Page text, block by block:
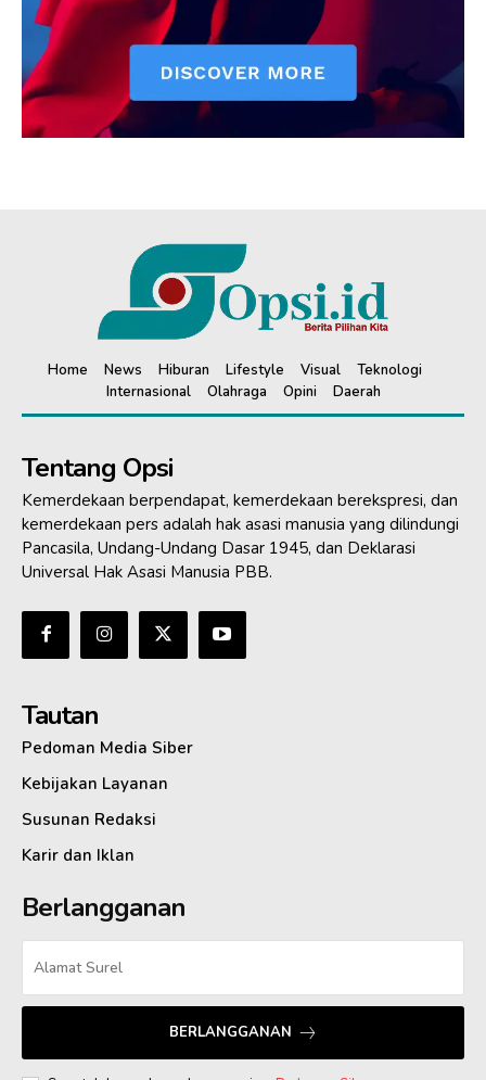
Home News Hiburan Lifestyle Visual
Teknologi
Internasional
Olahraga Opini Daerah
Tentang Opsi
Kemerdekaan berpendapat, kemerdekaan berekspresi, dan
kemerdekaan pers adalah hak asasi manusia yang dilindungi
Pancasila, Undang-Undang Dasar 1945, dan Deklarasi
Universal Hak Asasi Manusia PBB.
Tautan
Pedoman Media Siber
Kebijakan Layanan
Susunan Redaksi
Karir dan Iklan
Berlangganan
BERLANGGANAN